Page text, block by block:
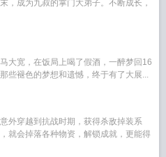
，成为九叔的掌门大弟子。不断成长，
大宽，在饭局上喝了假酒，一醉梦回16
些褪色的梦想和遗憾，终于有了大展...
外穿越到抗战时期，获得杀敌掉装系
就会掉落各种物资，解锁成就，更能得